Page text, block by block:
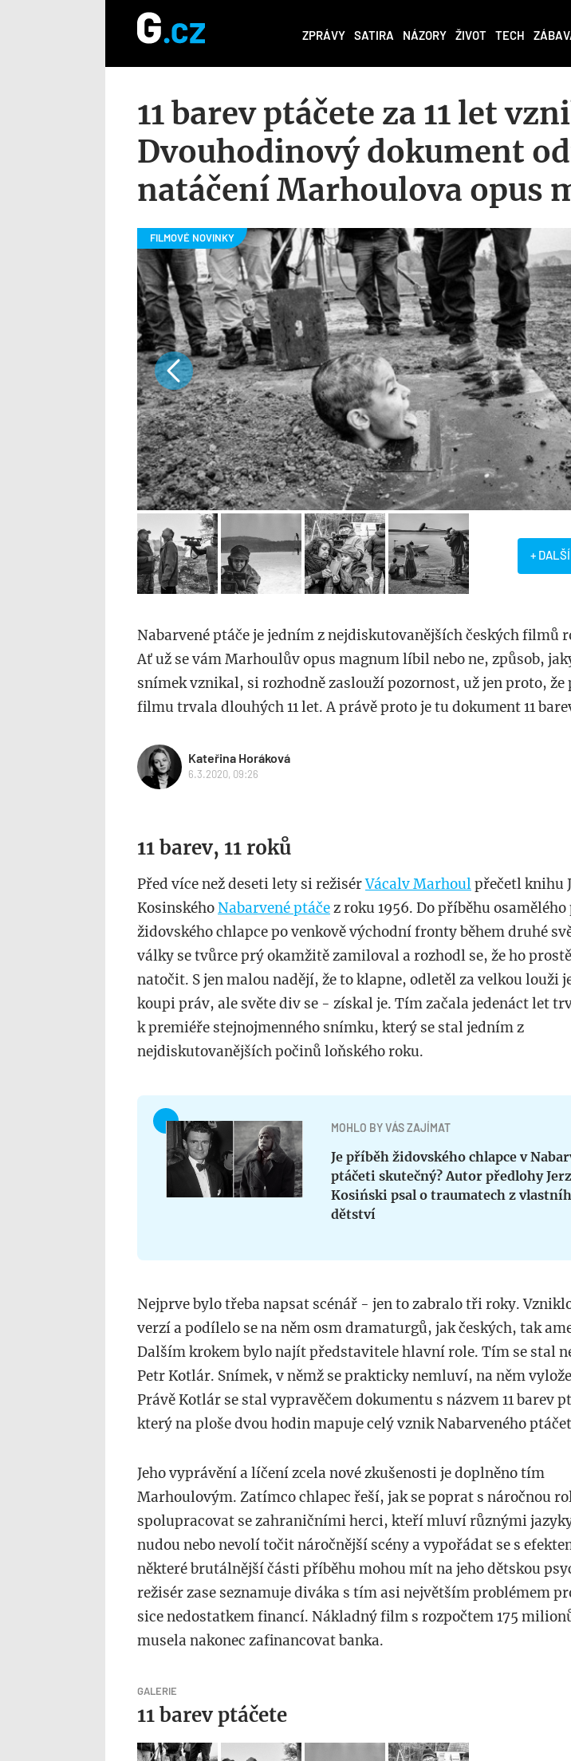
ZPRÁVY SATIRA NÁZORY ŽIVOT TECH
11 barev ptáčete za 11 let
Dvouhodinový dokument
natáčení Marhoulova opus
+
Nabarvené ptáče je jedním z nejdiskutovanějších českých filmů
Ať už se vám Marhoulův opus magnum líbil nebo ne, způsob,
snímek vznikal, si rozhodně zaslouží pozornost, už jen proto, že
filmu trvala dlouhých 11 let. A právě proto je tu dokument 11
Kateřina Horáková
6.3.2020, 09:26
11 barev, 11 roků
Před více než deseti lety si režisérVácalv Marhoulpřečetl knihu
KosinskéhoNabarvené ptáčez roku 1956. Do příběhu
židovského chlapce po venkově východní fronty během druhé
války se tvůrce prý okamžitě zamiloval a rozhodl se, že ho
natočit. S jen malou nadějí, že to klapne, odletěl za velkou louži
koupi práv, ale světe div se - získal je. Tím začala jedenáct let
k premiéře stejnojmenného snímku, který se stal jedním z
nejdiskutovanějších počinů loňského roku.
MOHLO BY VÁS ZAJÍMAT
Je příběh židovského chlapce v
ptáčeti skutečný? Autor předlohy
Kosiński psal o traumatech z
dětství
Nejprve bylo třeba napsat scénář - jen to zabralo tři roky.
verzí a podílelo se na něm osm dramaturgů, jak českých, tak
Dalším krokem bylo najít představitele hlavní role. Tím se stal
Petr Kotlár. Snímek, v němž se prakticky nemluví, na něm
Právě Kotlár se stal vypravěčem dokumentu s názvem 11 barev
který na ploše dvou hodin mapuje celý vznik Nabarveného
Jeho vyprávění a líčení zcela nové zkušenosti je doplněno tím
Marhoulovým. Zatímco chlapec řeší, jak se poprat s náročnou
spolupracovat se zahraničními herci, kteří mluví různými
nudou nebo nevolí točit náročnější scény a vypořádat se s
některé brutálnější části příběhu mohou mít na jeho dětskou
režisér zase seznamuje diváka s tím asi největším problémem
sice nedostatkem financí. Nákladný film s rozpočtem 175
musela nakonec zafinancovat banka.
GALERIE
11 barev ptáčete